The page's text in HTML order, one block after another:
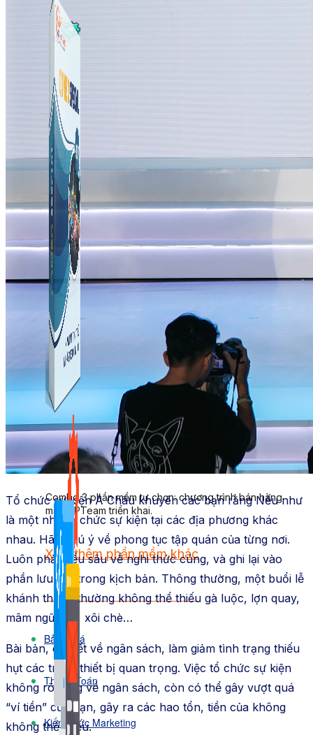
Công Cụ Marketing
1,066 bài viết
Thủ Thuật Facebook
536 bài viết
Kiếm Tiền MMO
1,422 bài viết
Combo Special
Combo 3 phần mềm tự chọn: chương trình bán hàng
mà ATPTeam triển khai.
Xem thêm phần mềm khác
Xem thêm phần mềm khác
Bảng Giá
Thanh Toán
Kiến Thức Marketing
Tổ chức sự kiện Á Châu khuyên các bạn rằng Nếu như
là một nhà tổ chức sự kiện tại các địa phương khác
nhau. Hãy chú ý về phong tục tập quán của từng nơi.
Luôn phải hiểu sâu về nghi thức cúng, và ghi lại vào
phần lưu ý ở trong kịch bản. Thông thường, một buổi lễ
khánh thành thường không thể thiếu gà luộc, lợn quay,
mâm ngũ quả, xôi chè…
Bài bản, chi tiết về ngân sách, làm giảm tình trạng thiếu
hụt các trang thiết bị quan trọng. Việc tổ chức sự kiện
không rõ ràng về ngân sách, còn có thể gây vượt quá
“ví tiền” của bạn, gây ra các hao tổn, tiền của không
không thể thiếu.